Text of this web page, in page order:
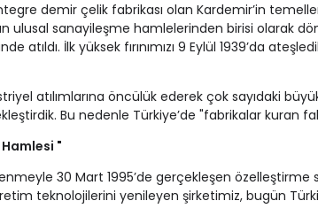
demir çelik fabrikası olan Kardemir’in
ulusal sanayileşme hamlelerinden birisi olarak
atıldı. İlk yüksek fırınımızı 9 Eylül 1939’da
atılımlarına öncülük ederek çok sayıdaki
Bu nedenle Türkiye’de "fabrikalar kuran
Hamlesi "
30 Mart 1995’de gerçekleşen özelleştirme
teknolojilerini yenileyen şirketimiz, bugün